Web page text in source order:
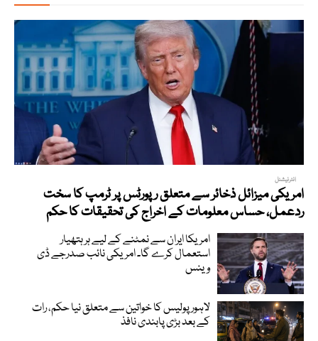
انٹرنیشنل
امریکی میزائل ذخائر سے متعلق رپورٹس پر ٹرمپ کا سخت
ردعمل، حساس معلومات کے اخراج کی تحقیقات کا حکم
امریکا ایران سے نمٹنے کے لیے ہر ہتھیار
استعمال کرے گا۔ امریکی نائب صدرجے ڈی
وینس
لاہور پولیس کا خواتین سے متعلق نیا حکم، رات
کے بعد بڑی پابندی نافذ